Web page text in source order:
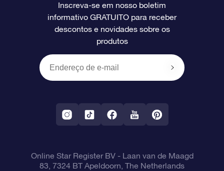
Avaliações
O cartão de presente da OSR
Presentes corporativos
Página estelar personalizada
Um Milhão de Estrelas
OSR Starsaver
Aplicativo RV Fly me to the stars
Informações de pagamento
Política de devolução
Constelações
Inscreva-se em nosso boletim
informativo GRATUITO para receber
descontos e novidades sobre os
produtos
Online Star Register BV- Laan van de Maagd
83, 7324 BT Apeldoorn, The Netherlands